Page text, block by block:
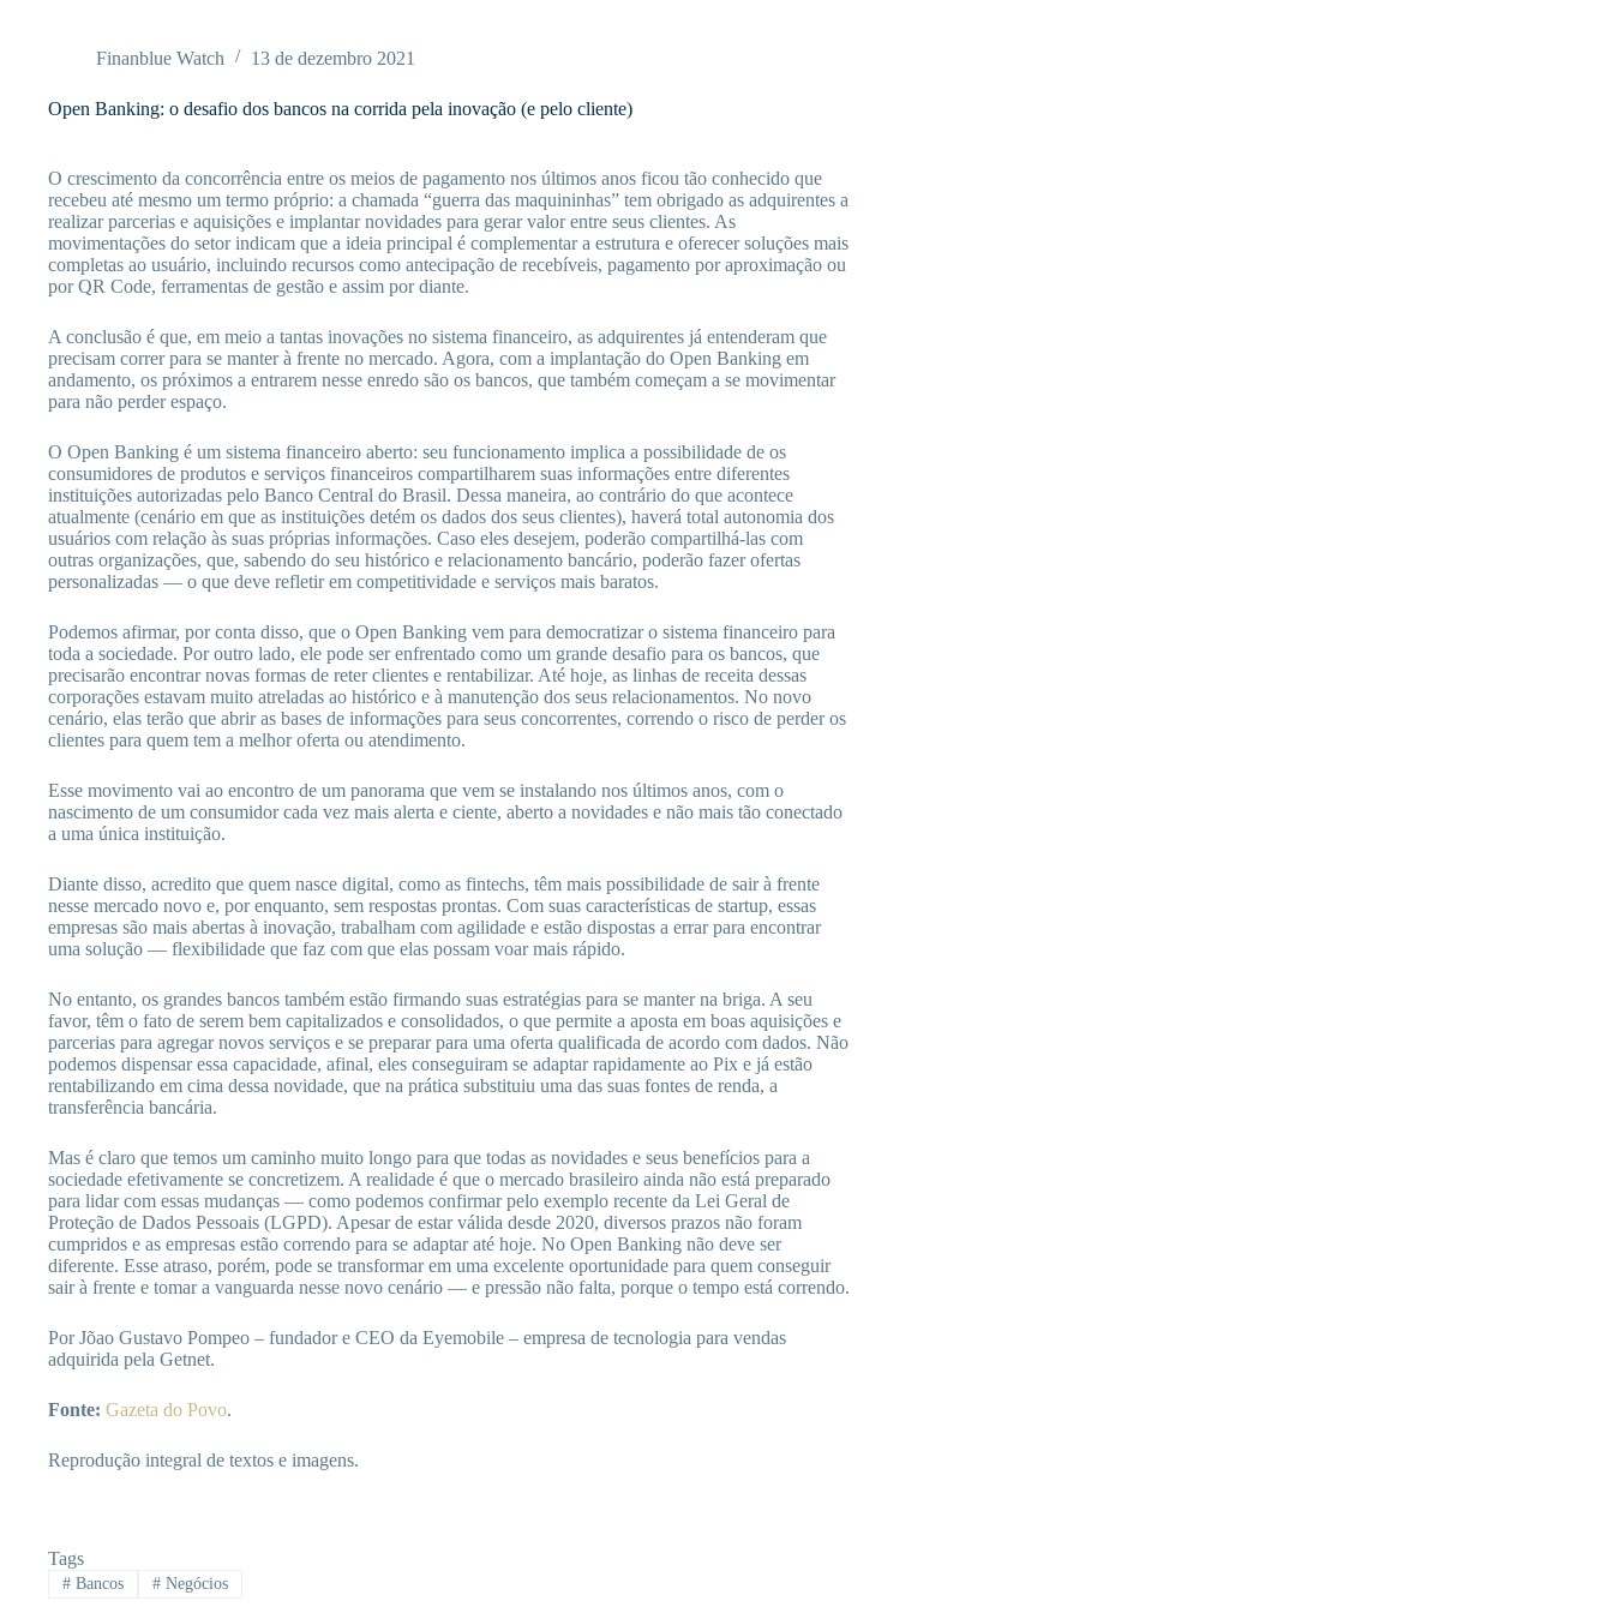
Finanblue Watch 13 de dezembro 2021
Open Banking: o desafio dos bancos na corrida pela inovação (e pelo cliente)
O crescimento da concorrência entre os meios de pagamento nos últimos anos ficou tão conhecido que
recebeu até mesmo um termo próprio: a chamada “guerra das maquininhas” tem obrigado as adquirentes a
realizar parcerias e aquisições e implantar novidades para gerar valor entre seus clientes. As
movimentações do setor indicam que a ideia principal é complementar a estrutura e oferecer soluções mais
completas ao usuário, incluindo recursos como antecipação de recebíveis, pagamento por aproximação ou
por QR Code, ferramentas de gestão e assim por diante.
A conclusão é que, em meio a tantas inovações no sistema financeiro, as adquirentes já entenderam que
precisam correr para se manter à frente no mercado. Agora, com a implantação do Open Banking em
andamento, os próximos a entrarem nesse enredo são os bancos, que também começam a se movimentar
para não perder espaço.
O Open Banking é um sistema financeiro aberto: seu funcionamento implica a possibilidade de os
consumidores de produtos e serviços financeiros compartilharem suas informações entre diferentes
instituições autorizadas pelo Banco Central do Brasil. Dessa maneira, ao contrário do que acontece
atualmente (cenário em que as instituições detém os dados dos seus clientes), haverá total autonomia dos
usuários com relação às suas próprias informações. Caso eles desejem, poderão compartilhá-las com
outras organizações, que, sabendo do seu histórico e relacionamento bancário, poderão fazer ofertas
personalizadas — o que deve refletir em competitividade e serviços mais baratos.
Podemos afirmar, por conta disso, que o Open Banking vem para democratizar o sistema financeiro para
toda a sociedade. Por outro lado, ele pode ser enfrentado como um grande desafio para os bancos, que
precisarão encontrar novas formas de reter clientes e rentabilizar. Até hoje, as linhas de receita dessas
corporações estavam muito atreladas ao histórico e à manutenção dos seus relacionamentos. No novo
cenário, elas terão que abrir as bases de informações para seus concorrentes, correndo o risco de perder os
clientes para quem tem a melhor oferta ou atendimento.
Esse movimento vai ao encontro de um panorama que vem se instalando nos últimos anos, com o
nascimento de um consumidor cada vez mais alerta e ciente, aberto a novidades e não mais tão conectado
a uma única instituição.
Diante disso, acredito que quem nasce digital, como as fintechs, têm mais possibilidade de sair à frente
nesse mercado novo e, por enquanto, sem respostas prontas. Com suas características de startup, essas
empresas são mais abertas à inovação, trabalham com agilidade e estão dispostas a errar para encontrar
uma solução — flexibilidade que faz com que elas possam voar mais rápido.
No entanto, os grandes bancos também estão firmando suas estratégias para se manter na briga. A seu
favor, têm o fato de serem bem capitalizados e consolidados, o que permite a aposta em boas aquisições e
parcerias para agregar novos serviços e se preparar para uma oferta qualificada de acordo com dados. Não
podemos dispensar essa capacidade, afinal, eles conseguiram se adaptar rapidamente ao Pix e já estão
rentabilizando em cima dessa novidade, que na prática substituiu uma das suas fontes de renda, a
transferência bancária.
Mas é claro que temos um caminho muito longo para que todas as novidades e seus benefícios para a
sociedade efetivamente se concretizem. A realidade é que o mercado brasileiro ainda não está preparado
para lidar com essas mudanças — como podemos confirmar pelo exemplo recente da Lei Geral de
Proteção de Dados Pessoais (LGPD). Apesar de estar válida desde 2020, diversos prazos não foram
cumpridos e as empresas estão correndo para se adaptar até hoje. No Open Banking não deve ser
diferente. Esse atraso, porém, pode se transformar em uma excelente oportunidade para quem conseguir
sair à frente e tomar a vanguarda nesse novo cenário — e pressão não falta, porque o tempo está correndo.
Por Jõao Gustavo Pompeo – fundador e CEO da Eyemobile – empresa de tecnologia para vendas
adquirida pela Getnet.
Fonte: Gazeta do Povo.
Reprodução integral de textos e imagens.
Tags
#Bancos #Negócios